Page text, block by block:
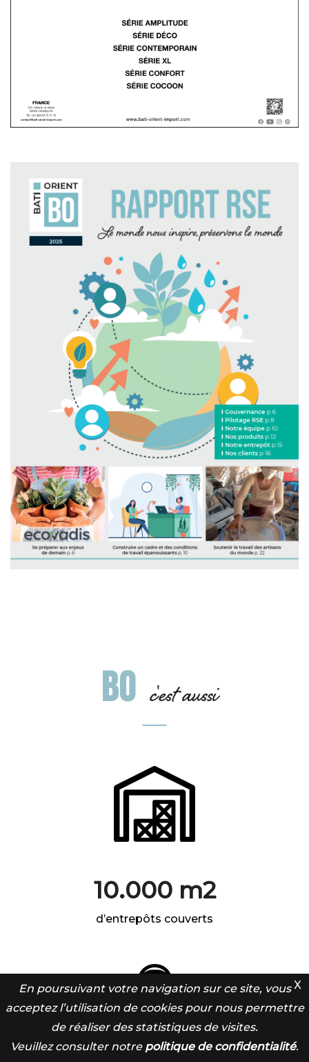
BO c'est aussi
10.000 m2
d’entrepôts couverts
En poursuivant votre navigation sur ce site, vous
acceptez l’utilisation de cookies pour nous permettre
de réaliser des statistiques de visites.
Veuillez consulter notre politique de confidentialité.
X